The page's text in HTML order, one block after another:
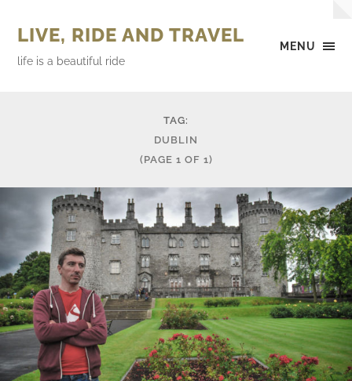
MENU
LIVE, RIDE AND TRAVEL
life is a beautiful ride
TAG:
DUBLIN
(PAGE 1 OF 1)